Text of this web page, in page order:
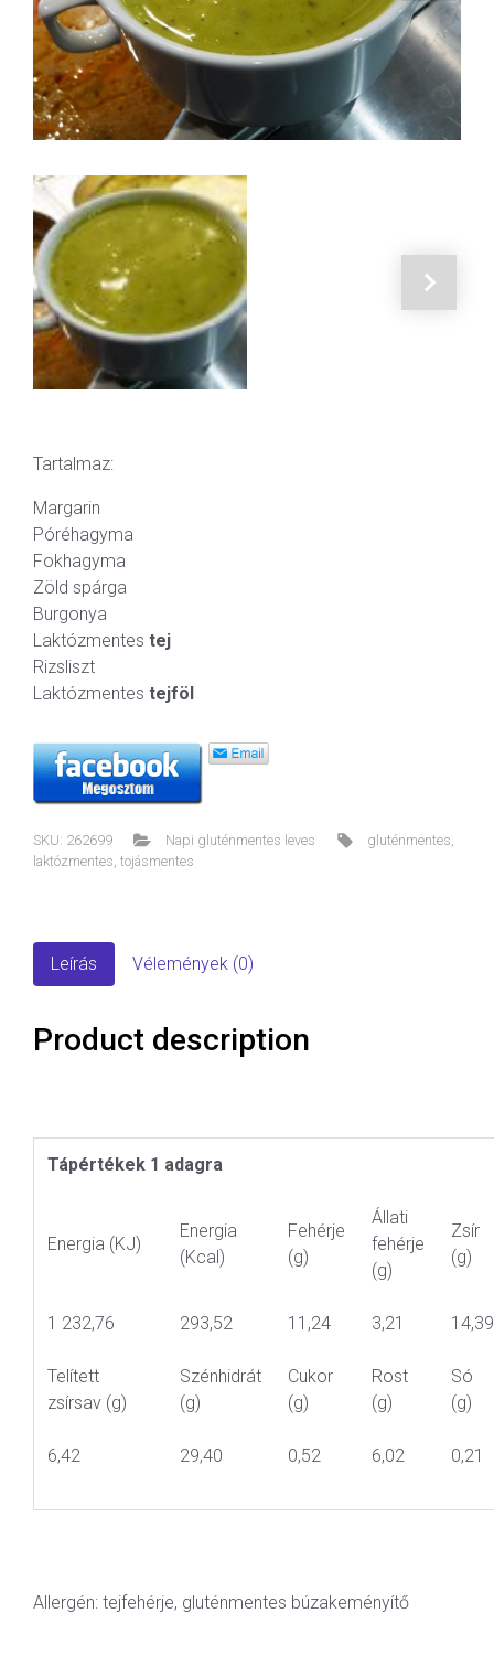
Tartalmaz:
Margarin
Póréhagyma
Fokhagyma
Zöld spárga
Burgonya
Laktózmentes tej
Rizsliszt
Laktózmentes tejföl
SKU: 262699 Napi gluténmentes leves gluténmentes
laktózmentes tojásmentes
Leírás Vélemények (0)
Product description
Tápértékek 1 adagra
Energia (KJ)
Energia
(Kcal)
Fehérje
(g)
Állati
fehérje
(g)
Zsír
(g)
1 232,76 293,52 11,24 3,21 14,39
Telített
zsírsav (g)
Szénhidrát
(g)
Cukor
(g)
Rost
(g)
Só
(g)
6,42 29,40 0,52 6,02 0,21
Allergén: tejfehérje, gluténmentes búzakeményítő